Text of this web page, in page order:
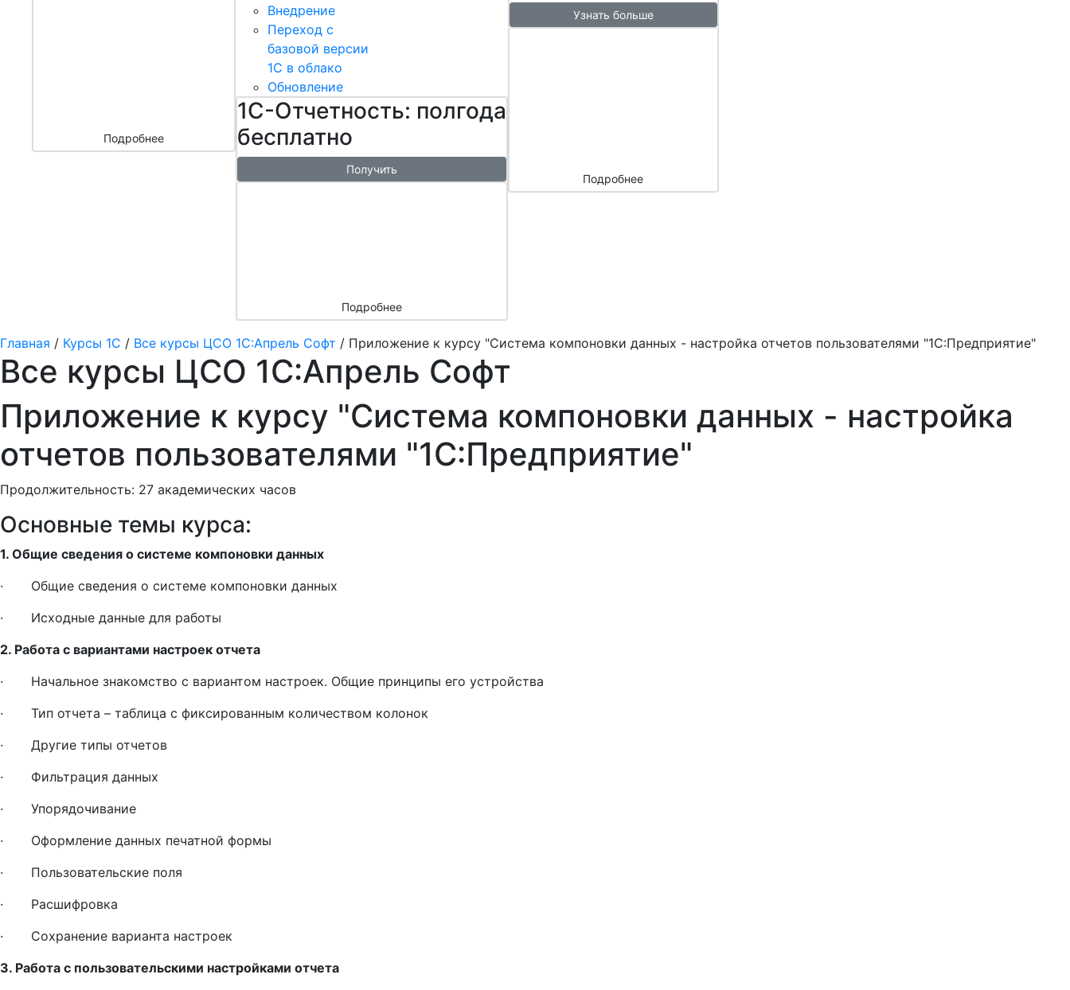
Подробнее
Внедрение
Переход с
базовой версии
1С в облако
Обновление
1С-Отчетность: полгода
бесплатно
Получить
Подробнее
Узнать больше
Подробнее
Главная / Курсы 1С / Все курсы ЦСО 1С:Апрель Софт / Приложение к курсу "Система компоновки данных - настройка отчетов пользователями "1С:Предприятие"
Все курсы ЦСО 1С:Апрель Софт
Приложение к курсу "Система компоновки данных - настройка
отчетов пользователями "1С:Предприятие"
Продолжительность: 27 академических часов
Основные темы курса:
1. Общие сведения о системе компоновки данных
· Общие сведения о системе компоновки данных
· Исходные данные для работы
2. Работа с вариантами настроек отчета
· Начальное знакомство с вариантом настроек. Общие принципы его устройства
· Тип отчета – таблица с фиксированным количеством колонок
· Другие типы отчетов
· Фильтрация данных
· Упорядочивание
· Оформление данных печатной формы
· Пользовательские поля
· Расшифровка
· Сохранение варианта настроек
3. Работа с пользовательскими настройками отчета